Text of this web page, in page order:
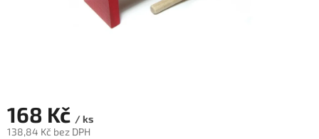
168 Kč / ks
138,84 Kč bez DPH